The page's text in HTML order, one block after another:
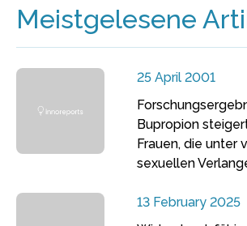
Meistgelesene
25 April 2001
Bupropion
Frauen, die unter
sexuellen
13 February 2025